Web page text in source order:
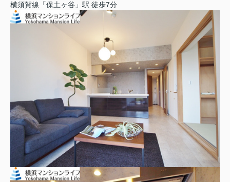
横須賀線「保土ヶ谷」駅 徒歩7分